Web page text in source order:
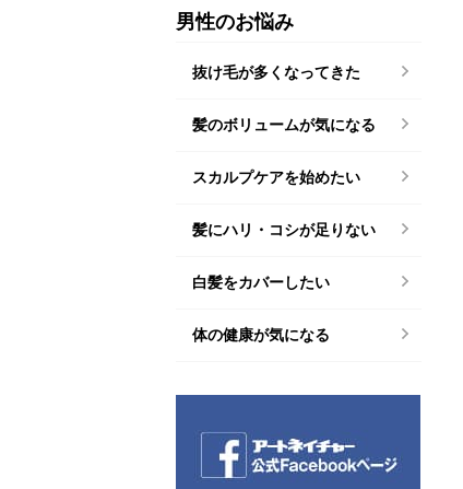
男性のお悩み
抜け毛が多くなってきた
髪のボリュームが気になる
スカルプケアを始めたい
髪にハリ・コシが足りない
白髪をカバーしたい
体の健康が気になる